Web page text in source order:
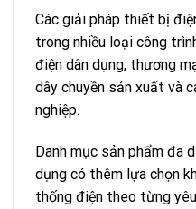
Các giải pháp thiết bị
trong nhiều loại công
điện dân dụng, thương
dây chuyền sản xuất và
nghiệp.
Danh mục sản phẩm đa
dụng có thêm lựa chọn
thống điện theo từng